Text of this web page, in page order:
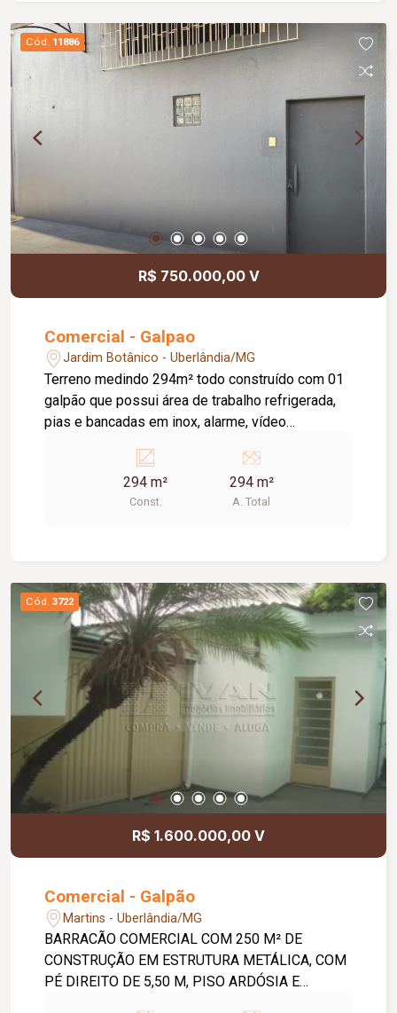
Cód. 11886
R$ 750.000,00 V
Comercial - Galpao
Jardim Botânico - Uberlândia/MG
Terreno medindo 294m² todo construído com 01
galpão que possui área de trabalho refrigerada,
pias e bancadas em inox, alarme, vídeo
sala SIM, sala DML, escritório, área de câmara
294 m²
Const.
294 m²
A. Total
Cód. 3722
R$ 1.600.000,00 V
Comercial - Galpão
Martins - Uberlândia/MG
BARRACÃO COMERCIAL COM 250 M² DE
CONSTRUÇÃO EM ESTRUTURA METÁLICA, COM
PÉ DIREITO DE 5,50 M, PISO ARDÓSIA E